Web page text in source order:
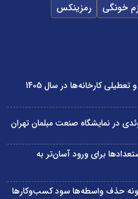
خونگی رمزینکس
کارخانه‌ها در سال 1405
در نمایشگاه صنعت مبلمان تهران
برای ورود آسان‌تر به
حذف واسطه‌ها سود کسب‌وکارها